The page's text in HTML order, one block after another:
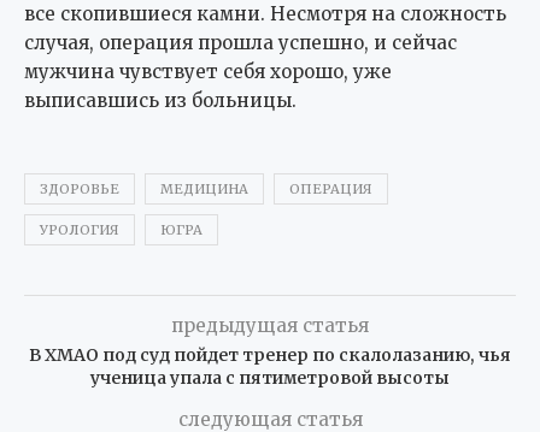
все скопившиеся камни. Несмотря на сложность
случая, операция прошла успешно, и сейчас
мужчина чувствует себя хорошо, уже
выписавшись из больницы.
ЗДОРОВЬЕ МЕДИЦИНА ОПЕРАЦИЯ
УРОЛОГИЯ ЮГРА
предыдущая статья
В ХМАО под суд пойдет тренер по скалолазанию, чья
ученица упала с пятиметровой высоты
следующая статья